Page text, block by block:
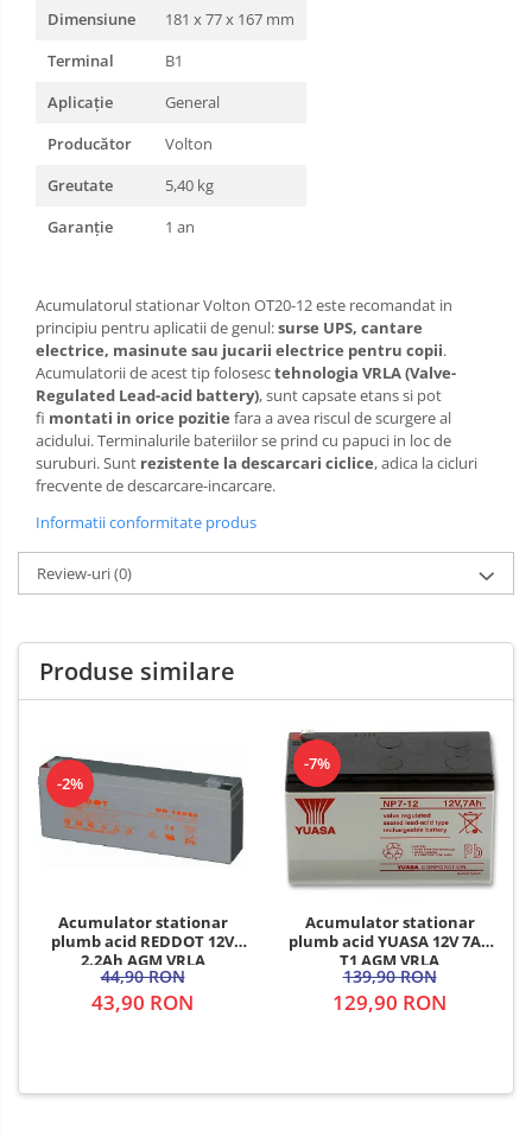
Dimensiune
181 x 77 x 167 mm
Terminal
B1
Aplicație
General
Producător
Volton
Greutate
5,40 kg
Garanție
1 an
Acumulatorul stationar Volton OT20-12 este recomandat in
principiu pentru aplicatii de genul:surse UPS, cantare
electrice, masinute sau jucarii electrice pentru copii.
Acumulatorii de acest tip folosesctehnologia VRLA (Valve-
Regulated Lead-acid battery), sunt capsate etans si pot
fi montati in orice pozitie fara a avea riscul de scurgere al
acidului. Terminalurile bateriilor se prind cu papuci in loc de
suruburi. Sunt rezistente la descarcari ciclice, adica la cicluri
frecvente de descarcare-incarcare.
Informatii conformitate produs
Review-uri(0)
Produse similare
-2%
Acumulator stationar
plumb acid REDDOT 12V
2.2Ah AGM VRLA
44,90 RON
43,90 RON
-7%
Acumulator stationar
plumb acid YUASA 12V 7Ah
T1 AGM VRLA
139,90 RON
129,90 RON